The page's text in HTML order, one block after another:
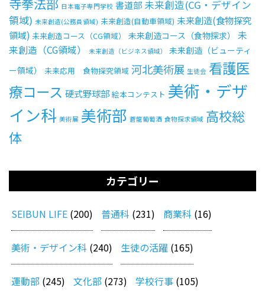
日本電子専門学校 書道部 未来創造(CG・デザイン
領域) 未来創造(公務員領域) 未来創造(自動車領域) 未来創造(食物探究
領域) 未来創造コース（CG領域） 未来創造コース（食物探求）
未
来創造（CG領域）
未来創造（ビジネス領域）
未来創造（ビューティ
ー領域）
未来応用 食物探究領域 河北美術展 生徒会 看護医
療コース 硬式野球部 絵本コンテスト 美術・デザ
イン科 美術展 美術部 蒼龍葡萄酒 食物探求領域 高校総
体
カテゴリー
SEIBUN LIFE (200) 普通科 (231) 商業科 (16)
美術・デザイン科 (240) 生徒の活躍 (165)
運動部 (245) 文化部 (273) 学校行事 (105)